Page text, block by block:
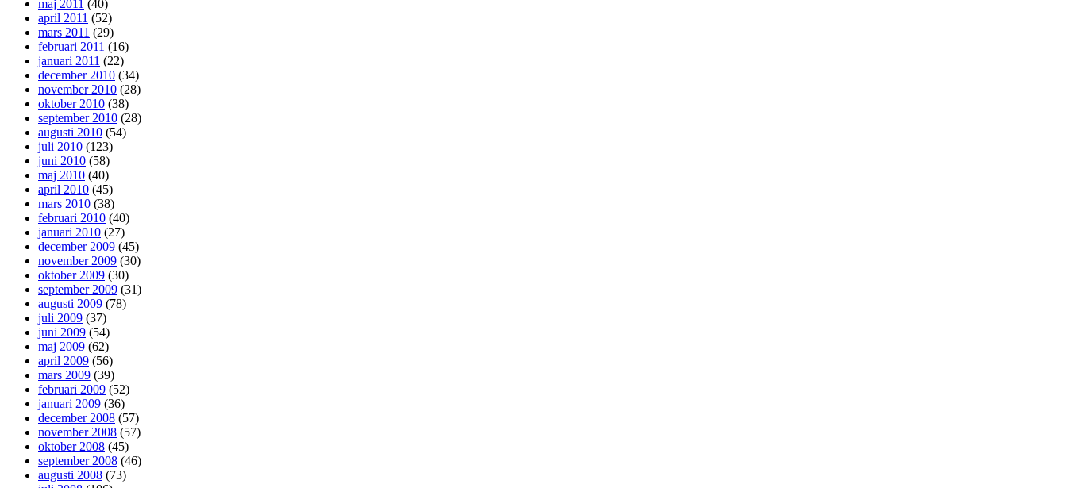
maj 2011 (40)
april 2011 (52)
mars 2011 (29)
februari 2011 (16)
januari 2011 (22)
december 2010 (34)
november 2010 (28)
oktober 2010 (38)
september 2010 (28)
augusti 2010 (54)
juli 2010 (123)
juni 2010 (58)
maj 2010 (40)
april 2010 (45)
mars 2010 (38)
februari 2010 (40)
januari 2010 (27)
december 2009 (45)
november 2009 (30)
oktober 2009 (30)
september 2009 (31)
augusti 2009 (78)
juli 2009 (37)
juni 2009 (54)
maj 2009 (62)
april 2009 (56)
mars 2009 (39)
februari 2009 (52)
januari 2009 (36)
december 2008 (57)
november 2008 (57)
oktober 2008 (45)
september 2008 (46)
augusti 2008 (73)